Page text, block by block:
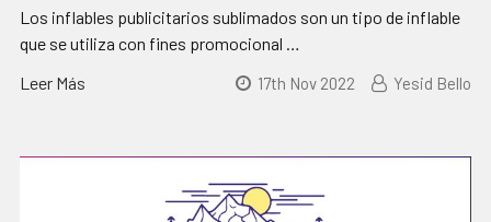
Los inflables publicitarios sublimados son un tipo de inflable
que se utiliza con fines promocional …
Leer Más
17th Nov 2022 Yesid Bello